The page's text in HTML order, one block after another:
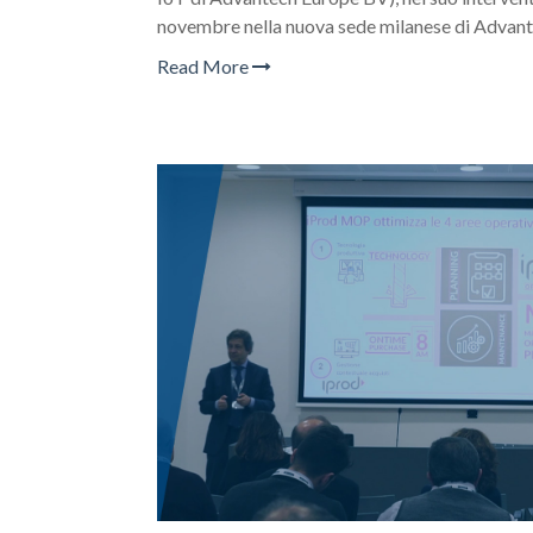
novembre nella nuova sede milanese di
Read More